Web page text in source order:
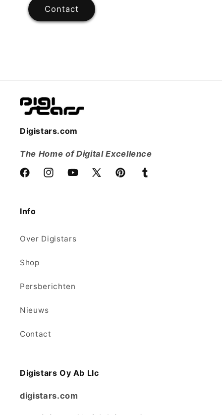
Contact
Digistars.com
The Home of Digital Excellence
FacebookInstagramYouTube
X
PinterestTumblr
Info
Over Digistars
Shop
Persberichten
Nieuws
Contact
Digistars Oy Ab Llc
digistars.com